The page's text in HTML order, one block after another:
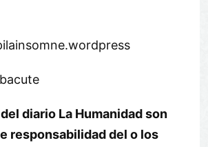
diario La Humanidad son
responsabilidad del o los